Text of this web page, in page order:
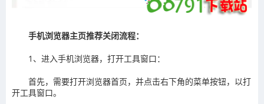
手机浏览器主页推荐关闭流程：
‌1、进入手机浏览器，打开工具窗口‌：
首先，需要打开浏览器首页，并点击右下角的菜单按钮，以打
开工具窗口。